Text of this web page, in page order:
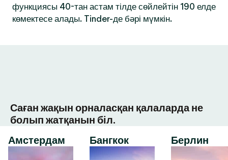
функциясы 40-тан астам тілде сөйлейтін 190 елде
көмектесе алады. Tinder-де бәрі мүмкін.
Саған жақын орналасқан қалаларда не
болып жатқанын біл.
Амстердам
Бангкок Берлин